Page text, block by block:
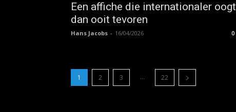
Een affiche die internationaler oogt
dan ooit tevoren
Hans Jacobs - 16/04/2026 0
1 2 3 ... 22